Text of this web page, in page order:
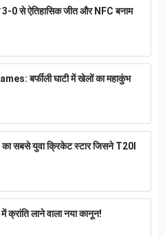
से ऐतिहासिक जीत और NFC बनाम
बर्फीली घाटी में खेलों का महाकुंभ
सबसे युवा क्रिकेट स्टार जिसने T20I
लाने वाला नया कानून!